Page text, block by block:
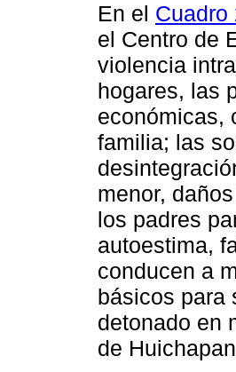
En el Cuadro
el Centro de
violencia
hogares, las
económicas,
familia; las
menor,
los padres
autoestima,
conducen a
básicos para
detonado en
de